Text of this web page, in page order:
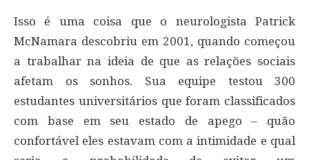
Isso é uma coisa que o neurologista Patrick
McNamara descobriu em 2001, quando começou
a trabalhar na ideia de que as relações sociais
afetam os sonhos. Sua equipe testou 300
estudantes universitários que foram classificados
com base em seu estado de apego – quão
confortável eles estavam com a intimidade e qual